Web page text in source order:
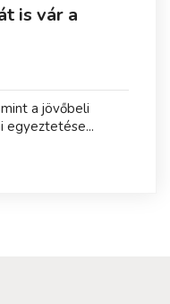
is vár a
a jövőbeli
egyeztetése...